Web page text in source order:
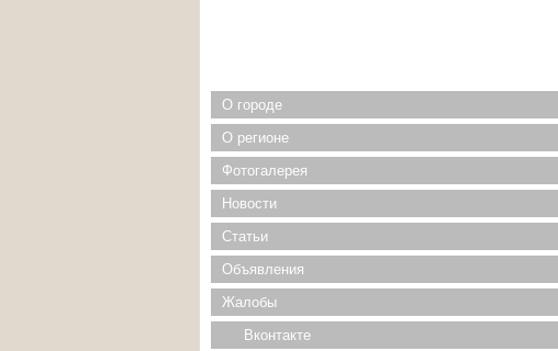
О городе
О регионе
Фотогалерея
Новости
Статьи
Объявления
Жалобы
Вконтакте